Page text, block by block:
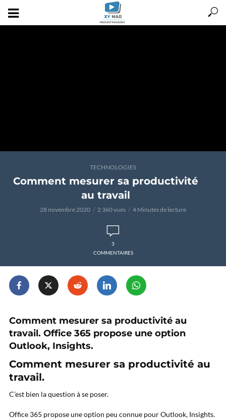
TECHNOLOGIES
Comment mesurer sa productivité
au travail
28 novembre 2020 2 360 vues 4 Minutes de lecture
3
COMMENTAIRES
Comment mesurer sa productivité au
travail. Office 365 propose une option
Outlook, Insights.
Comment mesurer sa productivité au
travail.
C’est bien la question à se poser.
Office 365 propose une option peu connue pour Outlook, Insights.